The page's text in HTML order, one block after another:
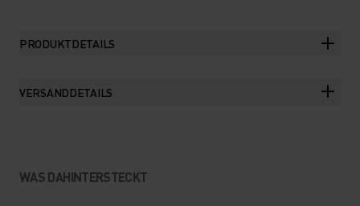
PRODUKTDETAILS
VERSANDDETAILS
WAS DAHINTERSTECKT